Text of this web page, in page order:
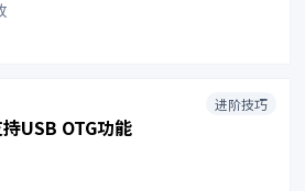
进阶技巧
USB OTG功能